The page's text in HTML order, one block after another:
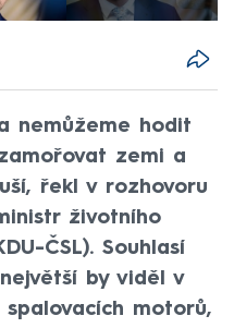
nemůžeme hodit
zemi a
řekl v rozhovoru
životního
ČSL). Souhlasí
by viděl v
motorů,